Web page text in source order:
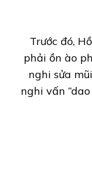
Trước đó,
phải ồn ào
nghi sửa
nghi vấn